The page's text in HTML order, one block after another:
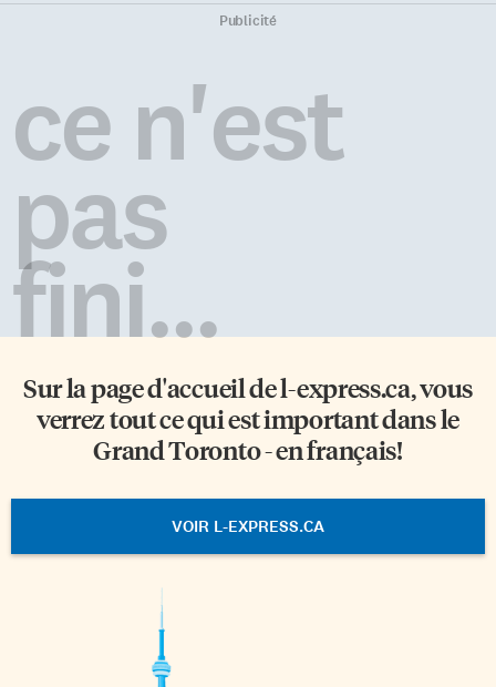
Publicité
ce n'est
pas
fini...
Sur la page d'accueil del-express.ca, vous
verrez tout ce qui est important dans le
Grand Toronto - en français!
VOIR L-EXPRESS.CA